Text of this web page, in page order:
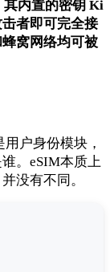
内置的密钥 Ki
者即可完全接
窝网络均可被
户身份模块，
。eSIM本质上
没有不同。